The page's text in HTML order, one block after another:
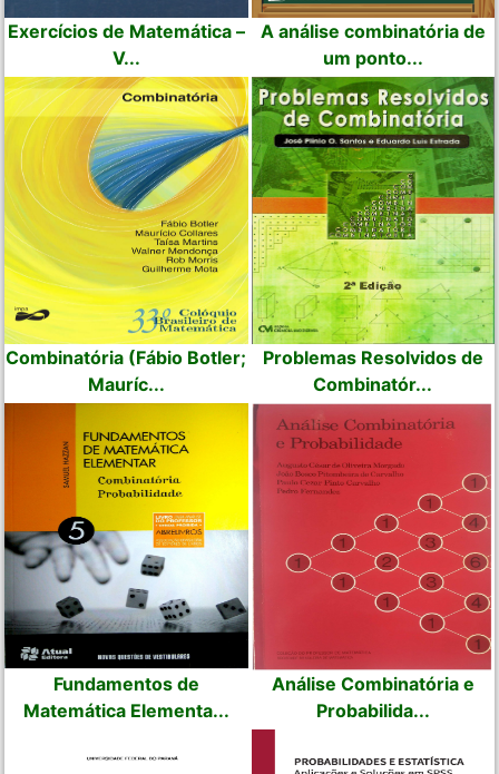
Exercícios de Matemática –
V...
A análise combinatória de
um ponto...
Combinatória (Fábio Botler;
Mauríc...
Problemas Resolvidos de
Combinatór...
Fundamentos de
Matemática Elementa...
Análise Combinatória e
Probabilida...